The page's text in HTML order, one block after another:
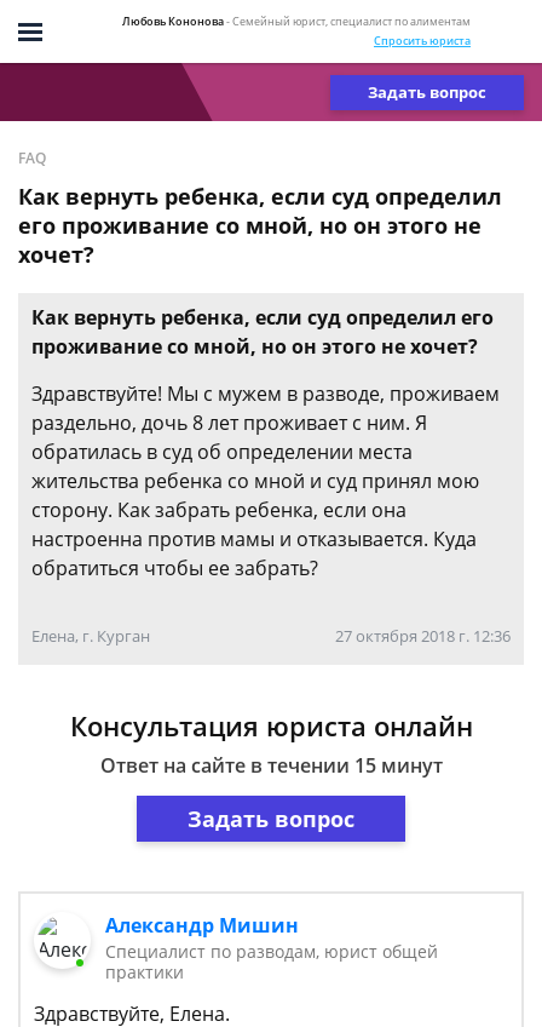
Любовь Кононова- Семейный юрист, специалист по алиментам
Спросить юриста
Задать вопрос
FAQ
Как вернуть ребенка, если суд определил
его проживание со мной, но он этого не
хочет?
Как вернуть ребенка, если суд определил его
проживание со мной, но он этого не хочет?
Здравствуйте! Мы с мужем в разводе, проживаем
раздельно, дочь 8 лет проживает с ним. Я
обратилась в суд об определении места
жительства ребенка со мной и суд принял мою
сторону. Как забрать ребенка, если она
настроенна против мамы и отказывается. Куда
обратиться чтобы ее забрать?
Елена, г. Курган 27 октября 2018 г. 12:36
Консультация юриста онлайн
Ответ на сайте в течении 15 минут
Задать вопрос
Александр Мишин
Специалист по разводам, юрист общей
практики
Здравствуйте, Елена.